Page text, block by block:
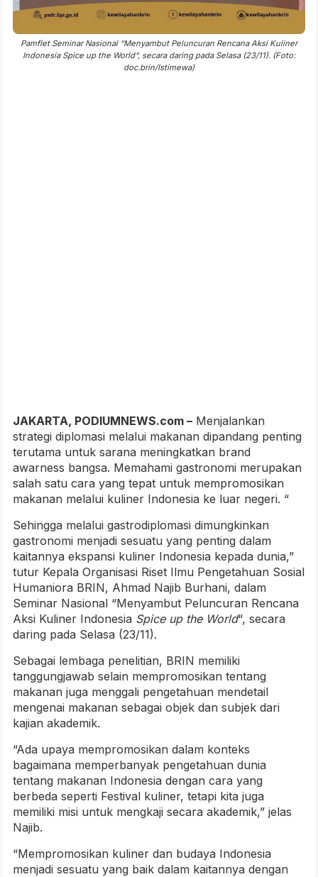
Pamflet Seminar Nasional “Menyambut Peluncuran Rencana Aksi Kuliner
Indonesia Spice up the World“, secara daring pada Selasa (23/11). (Foto:
doc.brin/Istimewa)
JAKARTA, PODIUMNEWS.com – Menjalankan
strategi diplomasi melalui makanan dipandang penting
terutama untuk sarana meningkatkan brand
awarness bangsa. Memahami gastronomi merupakan
salah satu cara yang tepat untuk mempromosikan
makanan melalui kuliner Indonesia ke luar negeri. “
Sehingga melalui gastrodiplomasi dimungkinkan
gastronomi menjadi sesuatu yang penting dalam
kaitannya ekspansi kuliner Indonesia kepada dunia,”
tutur Kepala Organisasi Riset Ilmu Pengetahuan Sosial
Humaniora BRIN, Ahmad Najib Burhani, dalam
Seminar Nasional “Menyambut Peluncuran Rencana
Aksi Kuliner Indonesia Spice up the World“, secara
daring pada Selasa (23/11).
Sebagai lembaga penelitian, BRIN memiliki
tanggungjawab selain mempromosikan tentang
makanan juga menggali pengetahuan mendetail
mengenai makanan sebagai objek dan subjek dari
kajian akademik.
“Ada upaya mempromosikan dalam konteks
bagaimana memperbanyak pengetahuan dunia
tentang makanan Indonesia dengan cara yang
berbeda seperti Festival kuliner, tetapi kita juga
memiliki misi untuk mengkaji secara akademik,” jelas
Najib.
“Mempromosikan kuliner dan budaya Indonesia
menjadi sesuatu yang baik dalam kaitannya dengan